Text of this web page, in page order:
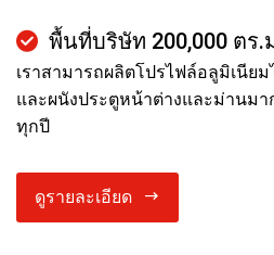
พื้นที่บริษัท 200,000 ตร.
เราสามารถผลิตโปรไฟล์อลูมิเนีย
และผนังประตูหน้าต่างและม่านมา
ทุกปี
ดูรายละเอียด